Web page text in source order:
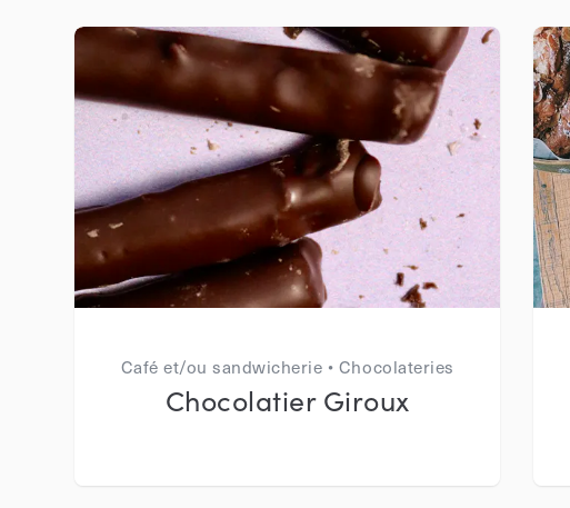
Café et/ou sandwicherie • Chocolateries
Chocolatier Giroux